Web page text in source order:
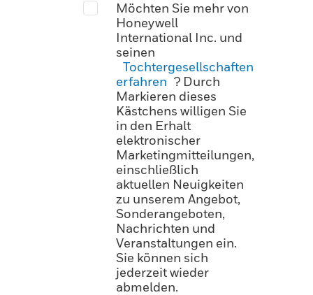
Möchten Sie mehr von
Honeywell
International Inc. und
seinen
Tochtergesellschaften
erfahren ? Durch
Markieren dieses
Kästchens willigen Sie
in den Erhalt
elektronischer
Marketingmitteilungen,
einschließlich
aktuellen Neuigkeiten
zu unserem Angebot,
Sonderangeboten,
Nachrichten und
Veranstaltungen ein.
Sie können sich
jederzeit wieder
abmelden.